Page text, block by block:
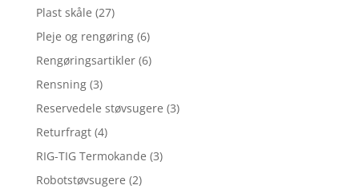
Plast skåle (27)
Pleje og rengøring (6)
Rengøringsartikler (6)
Rensning (3)
Reservedele støvsugere (3)
Returfragt (4)
RIG-TIG Termokande (3)
Robotstøvsugere (2)